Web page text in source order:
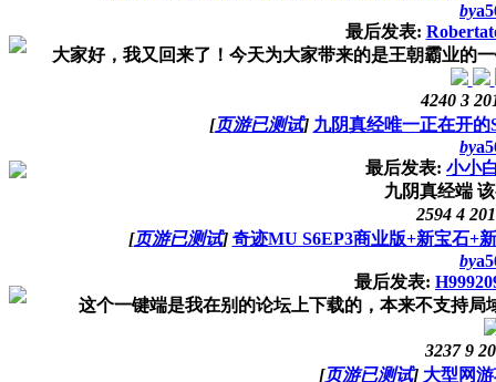
by
最后发表:
大家好，我又回来了！今天为大家带来的是王朝霸业的
4240 3
[页游已测试] 九阴真经唯一正在开
by
最后发表: 小小
九阴真经端
2594 4
[页游已测试] 奇迹MU S6EP3商业版+新宝石+
by
最后发表:
这个一键端是我在别的论坛上下载的，本来不支持
3237 9
[页游已测试] 大型网